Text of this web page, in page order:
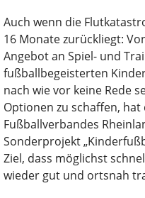
Auch wenn die
16 Monate zurückliegt:
Angebot an Spiel- und
fußballbegeisterten
nach wie vor keine Rede
Optionen zu schaffen, hat
Fußballverbandes
Sonderprojekt
Ziel, dass möglichst
wieder gut und ortsnah